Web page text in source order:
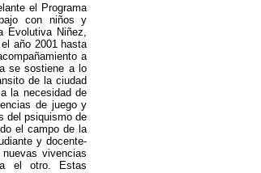
el Programa
con niños y
Niñez,
año 2001 hasta
a
se sostiene a lo
de la ciudad
la necesidad de
de juego y
del psiquismo de
el campo de la
y docente-
vivencias
el otro. Estas